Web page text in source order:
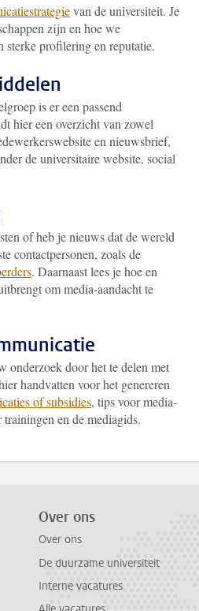
van de universiteit. Je
zijn en hoe we
sterke profilering en reputatie.
is er een passend
hier een overzicht van zowel
en nieuwsbrief,
de universitaire website, social
of heb je nieuws dat de wereld
contactpersonen, zoals de
. Daarnaast lees je hoe en
om media-aandacht te
onderzoek door het te delen met
handvatten voor het genereren
of subsidies, tips voor media-
en de mediagids.
Over ons
Over ons
De duurzame universiteit
Interne vacatures